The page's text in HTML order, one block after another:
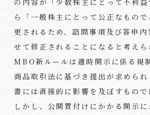
ら「一般株主にとって公正なもの
更されるため、諮問事項及び答申内
せて修正されることになると考えら
MBO新ルールは適時開示に係る規
商品取引法に基づき提出が求めら
書には直接的に影響を及ぼすもので
しかし、公開買付けにかかる開示